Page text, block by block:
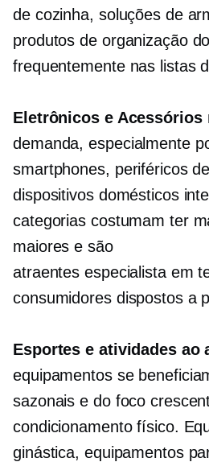
de cozinha, soluções de
produtos de organização
frequentemente nas listas
Eletrônicos e Acessórios
demanda, especialmente
smartphones, periféricos
dispositivos domésticos
categorias costumam ter
maiores e são
atraentesespecialista em
consumidores dispostos a
Esportes e atividades ao
equipamentos se
sazonais e do foco
condicionamento físico.
ginástica, equipamentos